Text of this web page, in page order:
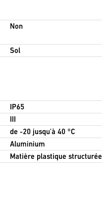
Non
Sol
IP65
de -20 jusqu'à 40 °C
Aluminium
Matière plastique structurée